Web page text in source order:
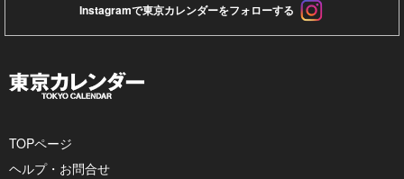
Instagramで東京カレンダーをフォローする
TOPページ
ヘルプ・お問合せ